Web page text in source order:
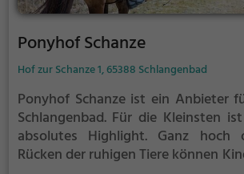
Ponyhof Schanze
Hof zur Schanze 1, 65388 Schlangenbad
Ponyhof Schanze ist ein Anbieter
Schlangenbad. Für die Kleinsten
absolutes Highlight. Ganz
Rücken der ruhigen Tiere können